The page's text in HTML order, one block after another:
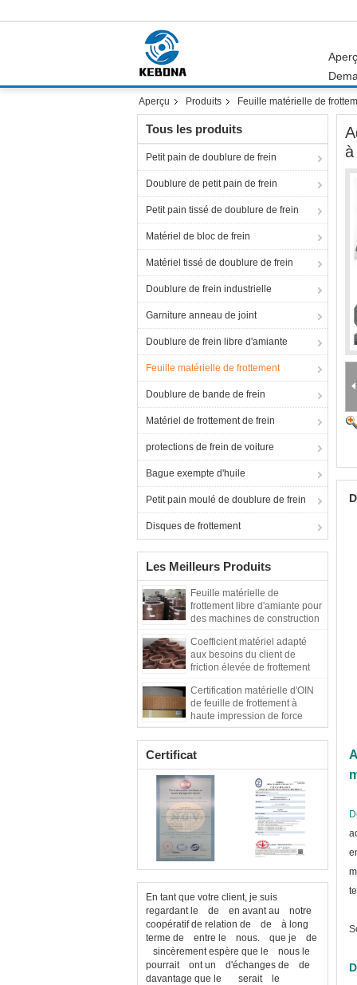
Aperçu Produits Feuille matérielle de
Tous les produits
Petit pain de doublure de frein
Doublure de petit pain de frein
Petit pain tissé de doublure de frein
Matériel de bloc de frein
Matériel tissé de doublure de frein
Doublure de frein industrielle
Garniture anneau de joint
Doublure de frein libre d'amiante
Feuille matérielle de frottement
Doublure de bande de frein
Matériel de frottement de frein
protections de frein de voiture
Bague exempte d'huile
Petit pain moulé de doublure de frein
Disques de frottement
Les Meilleurs Produits
Feuille matérielle de
frottement libre d'amiante pour
des machines de construction
Coefficient matériel adapté
aux besoins du client de
friction élevée de frottement
Certification matérielle d'OIN
de feuille de frottement à
haute impression de force
Certificat
En tant que votre client, je suis
regardant le de en avant au notre
coopératif de relation de de à long
terme de entre le nous. que je de
sincèrement espère que le nous le
pourrait ont un d'échanges de de
davantage que le serait le
à